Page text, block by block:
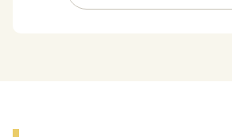
という恵まれた条件を持っています。